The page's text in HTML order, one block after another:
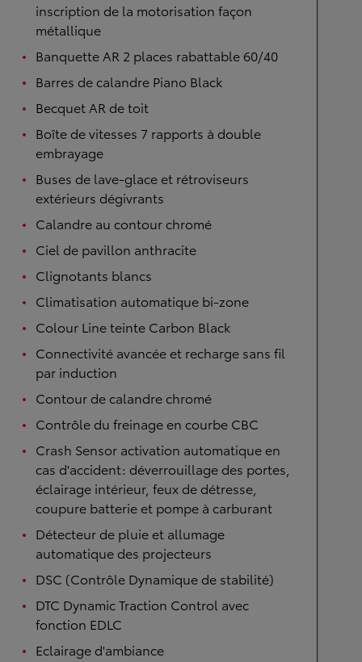
inscription de la motorisation façon
métallique
Banquette AR 2 places rabattable 60/40
Barres de calandre Piano Black
Becquet AR de toit
Boîte de vitesses 7 rapports à double
embrayage
Buses de lave-glace et rétroviseurs
extérieurs dégivrants
Calandre au contour chromé
Ciel de pavillon anthracite
Clignotants blancs
Climatisation automatique bi-zone
Colour Line teinte Carbon Black
Connectivité avancée et recharge sans fil
par induction
Contour de calandre chromé
Contrôle du freinage en courbe CBC
Crash Sensor activation automatique en
cas d'accident: déverrouillage des portes,
éclairage intérieur, feux de détresse,
coupure batterie et pompe à carburant
Détecteur de pluie et allumage
automatique des projecteurs
DSC (Contrôle Dynamique de stabilité)
DTC Dynamic Traction Control avec
fonction EDLC
Eclairage d'ambiance